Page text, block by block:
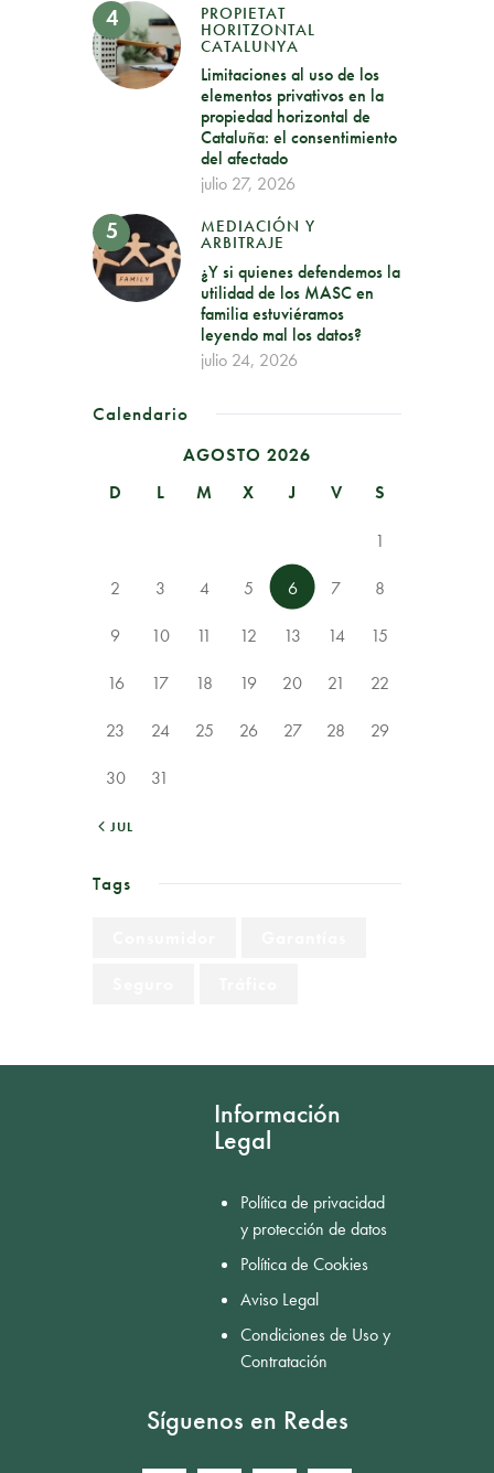
PROPIETAT
HORITZONTAL
CATALUNYA
Limitaciones al uso de los
elementos privativos en la
propiedad horizontal de
Cataluña: el consentimiento
del afectado
julio 27, 2026
MEDIACIÓN Y
ARBITRAJE
¿Y si quienes defendemos la
utilidad de los MASC en
familia estuviéramos
leyendo mal los datos?
julio 24, 2026
Calendario
AGOSTO 2026
D
L M X J V S
1
2 3 4 5 6 7 8
9 10 11 12 13 14 15
16 17 18 19 20 21 22
23 24 25 26 27 28 29
30 31
« JUL
Tags
Información
Legal
Política de privacidad
y protección de datos
Política de Cookies
Aviso Legal
Condiciones de Uso y
Contratación
Síguenos en Redes